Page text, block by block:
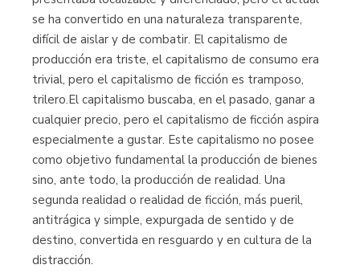
se ha convertido en una naturaleza transparente,
difícil de aislar y de combatir. El capitalismo de
producción era triste, el capitalismo de consu­mo era
trivial, pero el capitalismo de ficción es tramposo,
trilero.El capitalismo buscaba, en el pasado, ganar a
cualquier precio, pero el capi­talismo de ficción aspira
especialmente a gustar. Este capitalismo no posee
como objetivo fundamental la producción de bienes
sino, ante todo, la producción de realidad. Una
segunda realidad o realidad de ficción, más pueril,
antitrágica y simple, expurgada de sentido y de
destino, convertida en resguardo y en cultura de la
distracción.